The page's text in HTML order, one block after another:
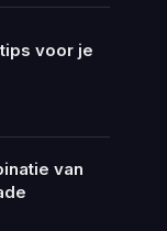
voor je
van